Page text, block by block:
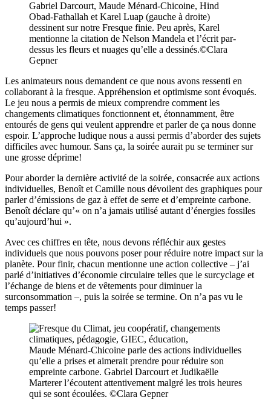
Gabriel Darcourt, Maude Ménard-Chicoine, Hind
Obad-Fathallah et Karel Luap (gauche à droite)
dessinent sur notre Fresque finie. Peu après, Karel
mentionne la citation de Nelson Mandela et l’écrit par-
dessus les fleurs et nuages qu’elle a dessinés.©Clara
Gepner
Les animateurs nous demandent ce que nous avons ressenti en
collaborant à la fresque. Appréhension et optimisme sont évoqués.
Le jeu nous a permis de mieux comprendre comment les
changements climatiques fonctionnent et, étonnamment, être
entourés de gens qui veulent apprendre et parler de ça nous donne
espoir. L’approche ludique nous a aussi permis d’aborder des sujets
difficiles avec humour. Sans ça, la soirée aurait pu se terminer sur
une grosse déprime!
Pour aborder la dernière activité de la soirée, consacrée aux actions
individuelles, Benoît et Camille nous dévoilent des graphiques pour
parler d’émissions de gaz à effet de serre et d’empreinte carbone.
Benoît déclare qu’« on n’a jamais utilisé autant d’énergies fossiles
qu’aujourd’hui ».
Avec ces chiffres en tête, nous devons réfléchir aux gestes
individuels que nous pouvons poser pour réduire notre impact sur la
planète. Pour finir, chacun mentionne une action collective – j’ai
parlé d’initiatives d’économie circulaire telles que le surcyclage et
l’échange de biens et de vêtements pour diminuer la
surconsommation –, puis la soirée se termine. On n’a pas vu le
temps passer!
Maude Ménard-Chicoine parle des actions individuelles
qu’elle a prises et aimerait prendre pour réduire son
empreinte carbone. Gabriel Darcourt et Judikaëlle
Marterer l’écoutent attentivement malgré les trois heures
qui se sont écoulées. ©Clara Gepner